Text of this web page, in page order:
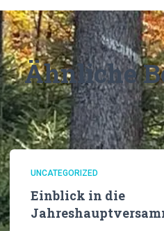
Ähnliche
UNCATEGORIZED
Einblick in die